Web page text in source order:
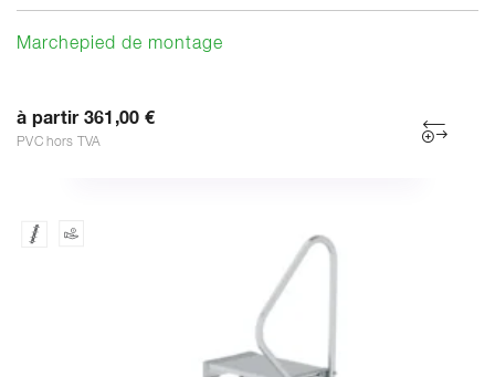
Marchepied de montage
à partir 361,00 €
PVC hors TVA